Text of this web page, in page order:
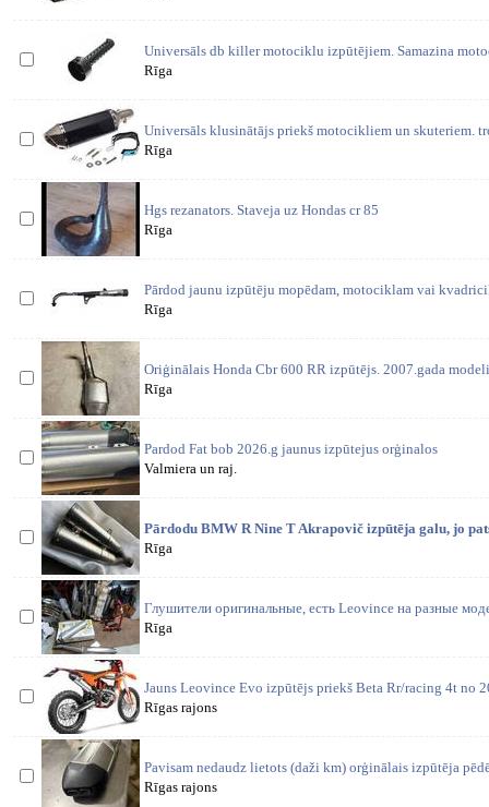
Universāls db killer motociklu izpūtējiem. Samazina
Rīga
Universāls klusinātājs priekš motocikliem un skuteriem.
Rīga
Hgs rezanators. Staveja uz Hondas cr 85
Rīga
Pārdod jaunu izpūtēju mopēdam, motociklam vai
Rīga
Oriģinālais Honda Cbr 600 RR izpūtējs. 2007.gada
Rīga
Pardod Fat bob 2026.g jaunus izpūtejus orģinalos
Valmiera un raj.
Pārdodu BMW R Nine T Akrapovič izpūtēja galu, jo
Rīga
Глушители оригинальные, есть Leovince на разные
Rīga
Jauns Leovince Evo izpūtējs priekš Beta Rr/racing 4t no
Rīgas rajons
Pavisam nedaudz lietots (daži km) orģinālais izpūtēja
Rīgas rajons